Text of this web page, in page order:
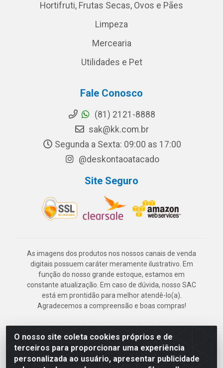
O nosso site coleta cookies próprios e de
terceiros para proporcionar uma experiência
personalizada ao usuário, apresentar publicidade
Hortifruti, Frutas Secas, Ovos e Pães
Limpeza
Mercearia
Utilidades e Pet
Fale Conosco
(81) 2121-8888
sak@kk.com.br
Segunda a Sexta: 09:00 as 17:00
@deskontaoatacado
Site Seguro
As imagens dos produtos nos nossos canais de venda
digitais possuem caráter meramente ilustrativo. Em
função do nosso grande estoque, estamos em
constante atualização. Em caso de dúvida, nosso SAC
está em prontidão para melhor atendê-lo(a).
Agradecemos a compreensão e boas compras!
Deskontão Atacado - Av. Marechal Mascarenhas de Morais, 2471 -
Imbiribeira - Recife/PE - CEP 51.150-001 - CNPJ 24.150.377/0003-
57